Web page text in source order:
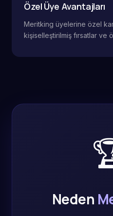
Özel Üye Avantajları
Meritking üyelerine özel
kişiselleştirilmiş fırsatlar ve
Neden